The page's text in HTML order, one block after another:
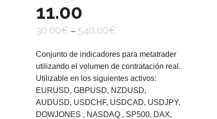
11.00
30,00€ – 540,00€
Conjunto de indicadores para metatrader
utilizando el volumen de contratación real.
Utilizable en los siguientes activos:
EURUSD, GBPUSD, NZDUSD,
AUDUSD, USDCHF, USDCAD, USDJPY,
DOWJONES , NASDAQ , SP500, DAX,